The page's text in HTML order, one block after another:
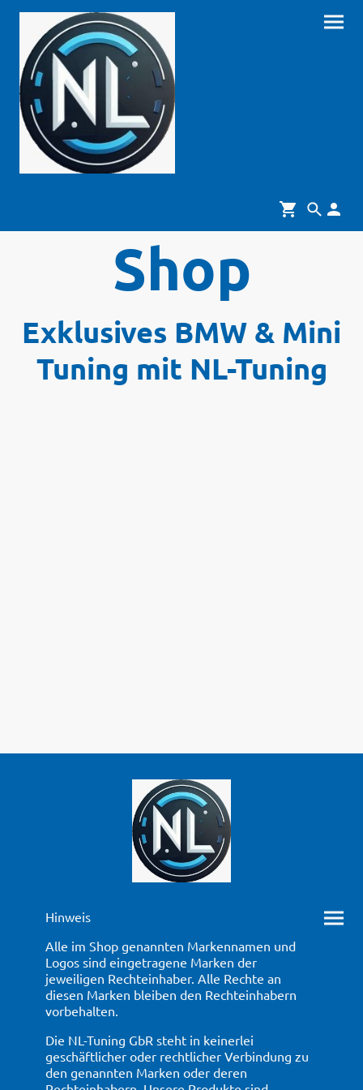
Shop
Exklusives BMW & Mini
Tuning mit NL-Tuning
Hinweis
Alle im Shop genannten Markennamen und
Logos sind eingetragene Marken der
jeweiligen Rechteinhaber. Alle Rechte an
diesen Marken bleiben den Rechteinhabern
vorbehalten.
Die NL-Tuning GbR steht in keinerlei
geschäftlicher oder rechtlicher Verbindung zu
den genannten Marken oder deren